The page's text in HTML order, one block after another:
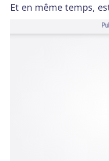
Et en même temps,